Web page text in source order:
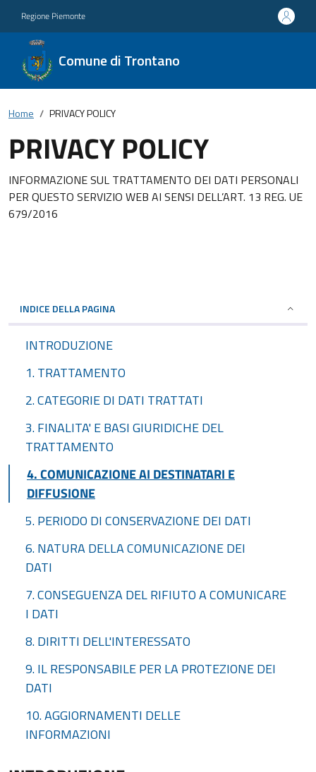
Regione Piemonte
Comune di Trontano
Home PRIVACY POLICY
PRIVACY POLICY
INFORMAZIONE SUL TRATTAMENTO DEI DATI PERSONALI
PER QUESTO SERVIZIO WEB AI SENSI DELL’ART. 13 REG. UE
679/2016
INDICE DELLA PAGINA
INTRODUZIONE
1. TRATTAMENTO
2. CATEGORIE DI DATI TRATTATI
3. FINALITA' E BASI GIURIDICHE DEL
TRATTAMENTO
4. COMUNICAZIONE AI DESTINATARI E
DIFFUSIONE
5. PERIODO DI CONSERVAZIONE DEI DATI
6. NATURA DELLA COMUNICAZIONE DEI
DATI
7. CONSEGUENZA DEL RIFIUTO A COMUNICARE
I DATI
8. DIRITTI DELL'INTERESSATO
9. IL RESPONSABILE PER LA PROTEZIONE DEI
DATI
10. AGGIORNAMENTI DELLE
INFORMAZIONI